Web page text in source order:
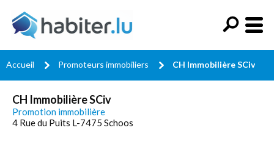
Accueil Promoteurs immobiliers CH Immobilière SCiv
CH Immobilière SCiv
Promotion immobilière
4 Rue du Puits L-7475 Schoos